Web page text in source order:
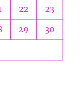
22 23
29 30